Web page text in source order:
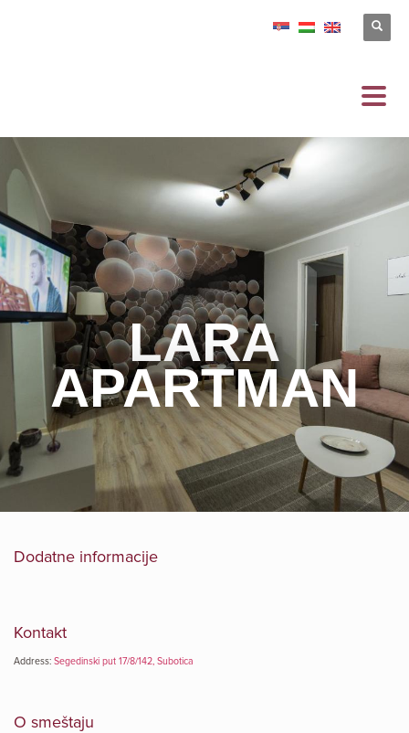
LARA
APARTMAN
Dodatne informacije
Kontakt
Address: Segedinski put 17/8/142, Subotica
O smeštaju